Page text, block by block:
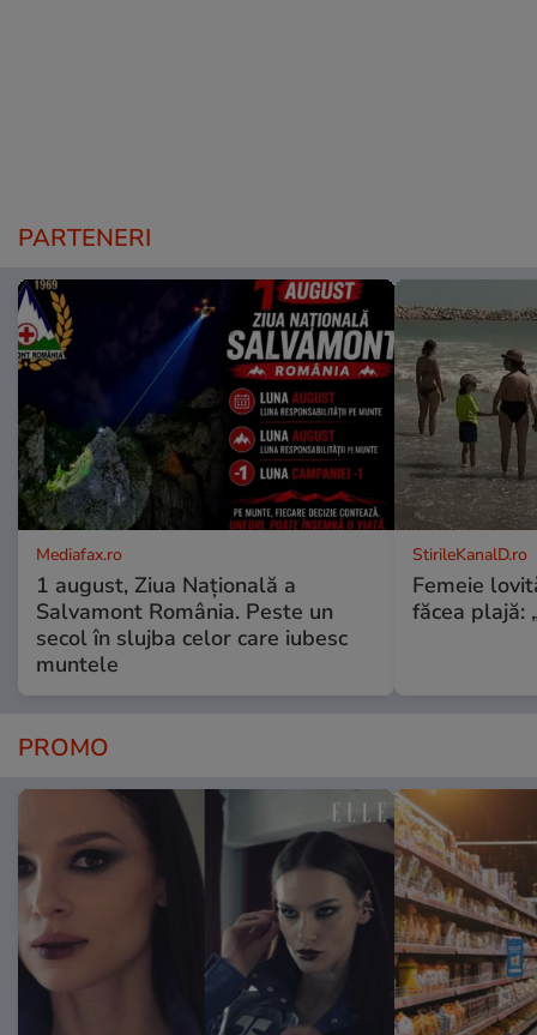
PARTENERI
Mediafax.ro
1 august, Ziua Națională a
Salvamont România. Peste un
secol în slujba celor care iubesc
muntele
StirileKanalD.ro
Femeie
făcea plajă:
PROMO